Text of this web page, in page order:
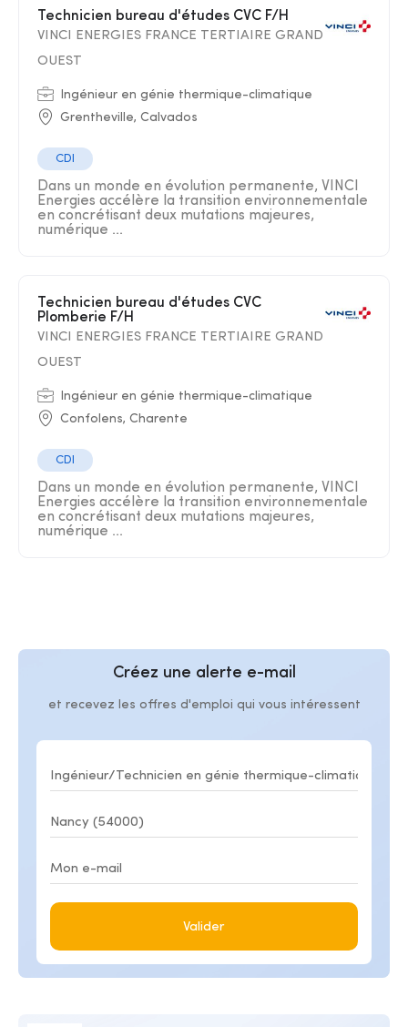
Technicien bureau d'études CVC F/H
VINCI ENERGIES FRANCE TERTIAIRE GRAND
OUEST
Ingénieur en génie thermique-climatique
Grentheville, Calvados
CDI
Dans un monde en évolution permanente, VINCI
Energies accélère la transition environnementale
en concrétisant deux mutations majeures,
numérique ...
Plomberie F/H
VINCI ENERGIES FRANCE TERTIAIRE GRAND
OUEST
Ingénieur en génie thermique-climatique
Confolens, Charente
CDI
Dans un monde en évolution permanente, VINCI
Energies accélère la transition environnementale
en concrétisant deux mutations majeures,
numérique ...
Créez une alerte e-mail
et recevez les offres d'emploi qui vous intéressent
Valider